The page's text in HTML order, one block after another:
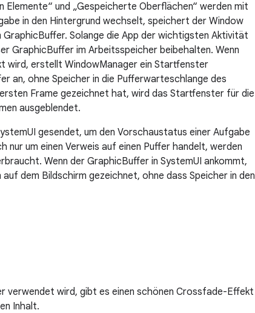
und „Gespeicherte Oberflächen“ werden mit
in den Hintergrund wechselt, speichert der Window
Solange die App der wichtigsten Aktivität
GraphicBuffer im Arbeitsspeicher beibehalten. Wenn
wird, erstellt WindowManager ein Startfenster
an, ohne Speicher in die Pufferwarteschlange des
Frame gezeichnet hat, wird das Startfenster für die
ausgeblendet.
gesendet, um den Vorschaustatus einer Aufgabe
nur um einen Verweis auf einen Puffer handelt, werden
Wenn der GraphicBuffer in SystemUI ankommt,
dem Bildschirm gezeichnet, ohne dass Speicher in den
verwendet wird, gibt es einen schönen Crossfade-Effekt
Inhalt.